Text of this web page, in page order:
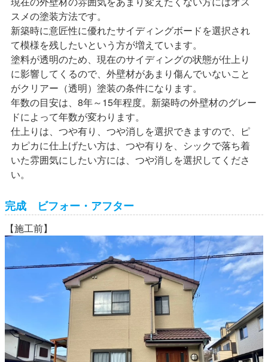
スメの塗装方法です。
新築時に意匠性に優れたサイディングボードを選択され
て模様を残したいという方が増えています。
塗料が透明のため、現在のサイディングの状態が仕上り
に影響してくるので、外壁材があまり傷んでいないこと
がクリアー（透明）塗装の条件になります。
年数の目安は、8年～15年程度。新築時の外壁材のグレー
ドによって年数が変わります。
仕上りは、つや有り、つや消しを選択できますので、ピ
カピカに仕上げたい方は、つや有りを、シックで落ち着
いた雰囲気にしたい方には、つや消しを選択してくださ
い。
完成 ビフォー・アフター
【施工前】